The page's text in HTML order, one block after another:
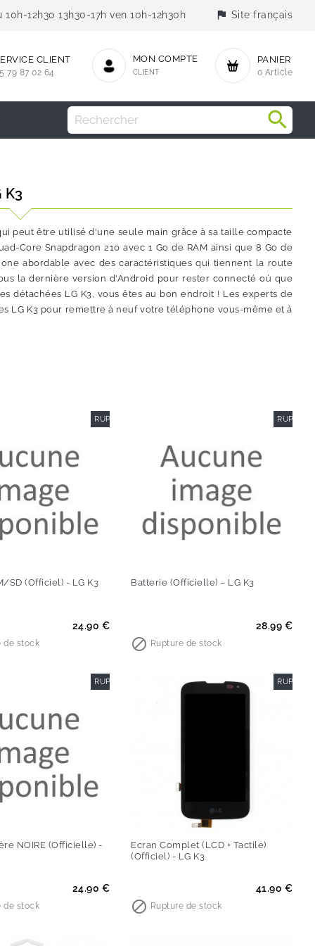
12h30 13h30-17h ven 10h-12h30h flag Site français
PANIER
0 Article
MON COMPTE
CLIENT
CLIENT
79 87 02 64
K3
peut être utilisé d'une seule main grâce à sa taille compacte
Core Snapdragon 210 avec 1 Go de RAM ainsi que 8 Go de
abordable avec des caractéristiques qui tiennent la route
la dernière version d'Android pour rester connecté où que
détachées LG K3, vous êtes au bon endroit ! Les experts de
LG K3 pour remettre à neuf votre téléphone vous-même et à
RUPTURE DE STOCK
SD (Officiel) - LG K3
24.90 €
de stock
Batterie (Officielle) – LG K3
28.99 €
 Rupture de stock
RUPTURE DE STOCK
NOIRE (Officielle) -
24.90 €
de stock
Ecran Complet (LCD + Tactile)
(Officiel) - LG K3
41.90 €
 Rupture de stock